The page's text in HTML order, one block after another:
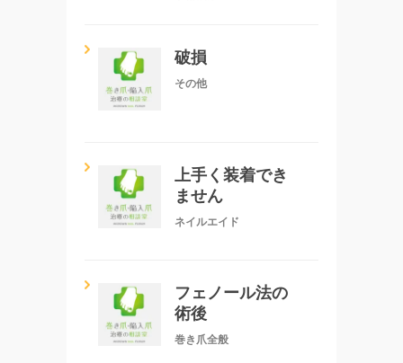
破損
その他
上手く装着でき
ません
ネイルエイド
フェノール法の
術後
巻き爪全般